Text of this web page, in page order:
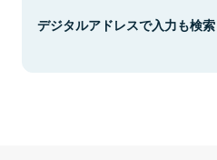
デジタルアドレスで入力も検索